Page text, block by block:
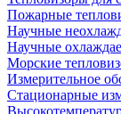
Пожарные
Научные
Научные
Морские
Измерительное
Стационарные